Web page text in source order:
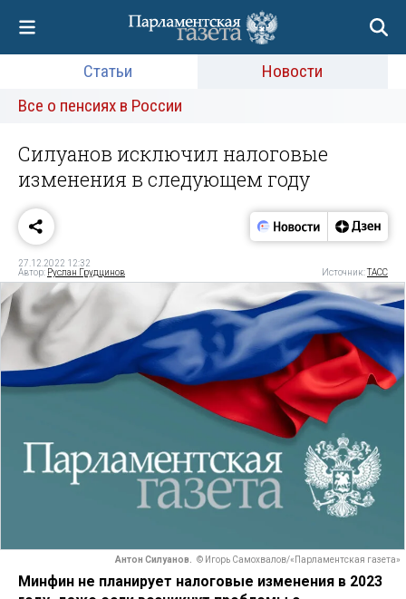
Статьи
Новости
Все о пенсиях в России
Силуанов исключил налоговые
изменения в следующем году
27.12.2022 12:32
Автор: Руслан Грудцинов Источник:ТАСС
Антон Силуанов. © Игорь Самохвалов/«Парламентская газета»
Минфин не планирует налоговые изменения в 2023